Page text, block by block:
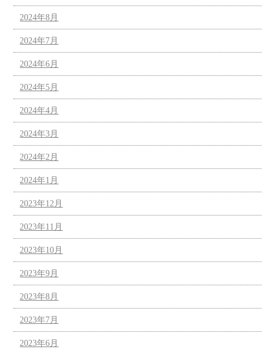
2024年8月
2024年7月
2024年6月
2024年5月
2024年4月
2024年3月
2024年2月
2024年1月
2023年12月
2023年11月
2023年10月
2023年9月
2023年8月
2023年7月
2023年6月